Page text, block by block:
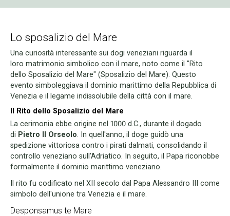
Lo sposalizio del Mare
Una curiosità interessante sui dogi veneziani riguarda il
loro matrimonio simbolico con il mare, noto come il "Rito
dello Sposalizio del Mare" (Sposalizio del Mare). Questo
evento simboleggiava il dominio marittimo della Repubblica di
Venezia e il legame indissolubile della città con il mare.
Il Rito dello Sposalizio del Mare
La cerimonia ebbe origine nel 1000 d.C., durante il dogado
di Pietro II Orseolo. In quell'anno, il doge guidò una
spedizione vittoriosa contro i pirati dalmati, consolidando il
controllo veneziano sull'Adriatico. In seguito, il Papa riconobbe
formalmente il dominio marittimo veneziano.
Il rito fu codificato nel XII secolo dal Papa Alessandro III come
simbolo dell'unione tra Venezia e il mare.
Desponsamus te Mare